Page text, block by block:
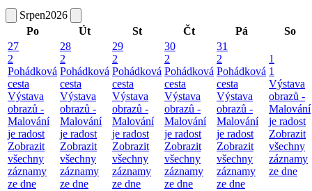
Srpen2026
Po
Út St Čt Pá
So
27
2
Pohádková
cesta
Výstava
obrazů -
Malování
je radost
Zobrazit
všechny
záznamy
ze dne
28
2
Pohádková
cesta
Výstava
obrazů -
Malování
je radost
Zobrazit
všechny
záznamy
ze dne
29
2
Pohádková
cesta
Výstava
obrazů -
Malování
je radost
Zobrazit
všechny
záznamy
ze dne
30
2
Pohádková
cesta
Výstava
obrazů -
Malování
je radost
Zobrazit
všechny
záznamy
ze dne
31
2
Pohádková
cesta
Výstava
obrazů -
Malování
je radost
Zobrazit
všechny
záznamy
ze dne
1
1
Výstava
obrazů -
Malování
je radost
Zobrazit
všechny
záznamy
ze dne